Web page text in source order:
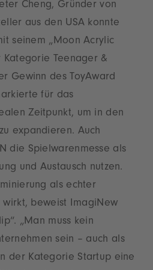
Cheng, Gründer von
aus den USA konnte
seinem „Moon Acrylic
Kategorie Teenager &
Gewinn des ToyAward
für das
Zeitpunkt, um in den
expandieren. Auch
die Spielwarenmesse als
und Austausch nutzen.
als echter
wirkt, beweist ImagiNew
„Man muss kein
sein – auch als
der Kategorie Startup eine